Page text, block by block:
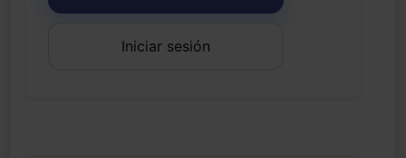
Iniciar sesión